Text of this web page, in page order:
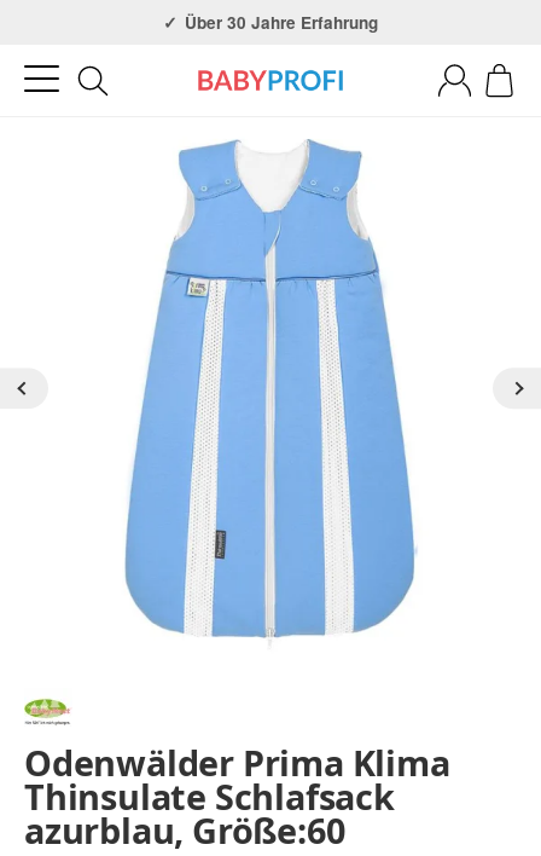
Über 30 Jahre Erfahrung 3x in NRW
Odenwälder Prima Klima
Thinsulate Schlafsack
azurblau, Größe:60